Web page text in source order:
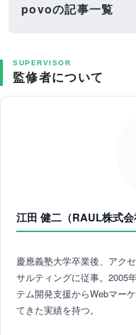
povoの記事一覧
SUPERVISOR
監修者について
江田 健二（RAUL株式会
慶應義塾大学卒業後、アク
サルティングに従事。2005
テム開発支援からWebマー
てきた実績を持つ。